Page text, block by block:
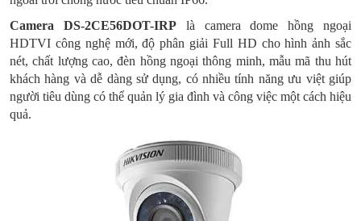
Camera DS-2CE56DOT-IRPlà camera dome hồng ngoại
HDTVI công nghệ mới, độ phân giải Full HD cho hình ảnh sắc
nét, chất lượng cao, đèn hồng ngoại thông minh, mẫu mã thu hút
khách hàng và dễ dàng sử dụng, có nhiều tính năng ưu việt giúp
người tiêu dùng có thể quản lý gia đình và công việc một cách hiệu
quả.